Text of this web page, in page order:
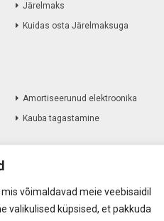
võimaldavad meie veebisaidil
valikulised küpsised, et pakkuda
Järelmaks
Kuidas osta Järelmaksuga
Amortiseerunud elektroonika
Kauba tagastamine
OÜ ©2017- 2026